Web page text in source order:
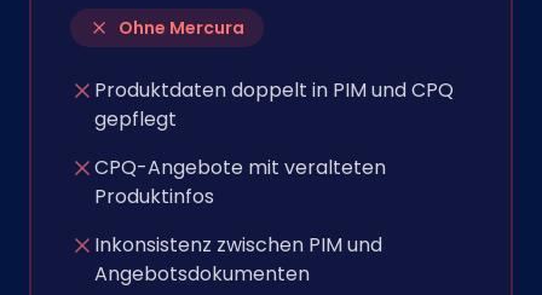
Ohne Mercura
Produktdaten doppelt in PIM und CPQ
gepflegt
CPQ-Angebote mit veralteten
Produktinfos
Inkonsistenz zwischen PIM und
Angebotsdokumenten